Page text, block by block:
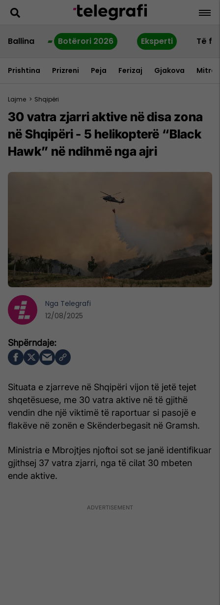
Ballina Botërori 2026 Eksperti Të
Prishtina Prizreni Peja Ferizaj Gjakova
Lajme > Shqipëri
30 vatra zjarri aktive në disa zona
në Shqipëri - 5 helikopterë “Black
Hawk” në ndihmë nga ajri
Situata e zjarreve në Shqipëri vijon të jetë tejet
shqetësuese, me 30 vatra aktive në të gjithë
vendin dhe një viktimë të raportuar si pasojë e
flakëve në zonën e Skënderbegasit në Gramsh.
Ministria e Mbrojtjes njoftoi sot se janë identifikuar
gjithsej 37 vatra zjarri, nga të cilat 30 mbeten
ende aktive.
Nga Telegrafi
12/08/2025